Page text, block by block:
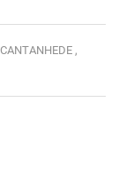
CANTANHEDE ,